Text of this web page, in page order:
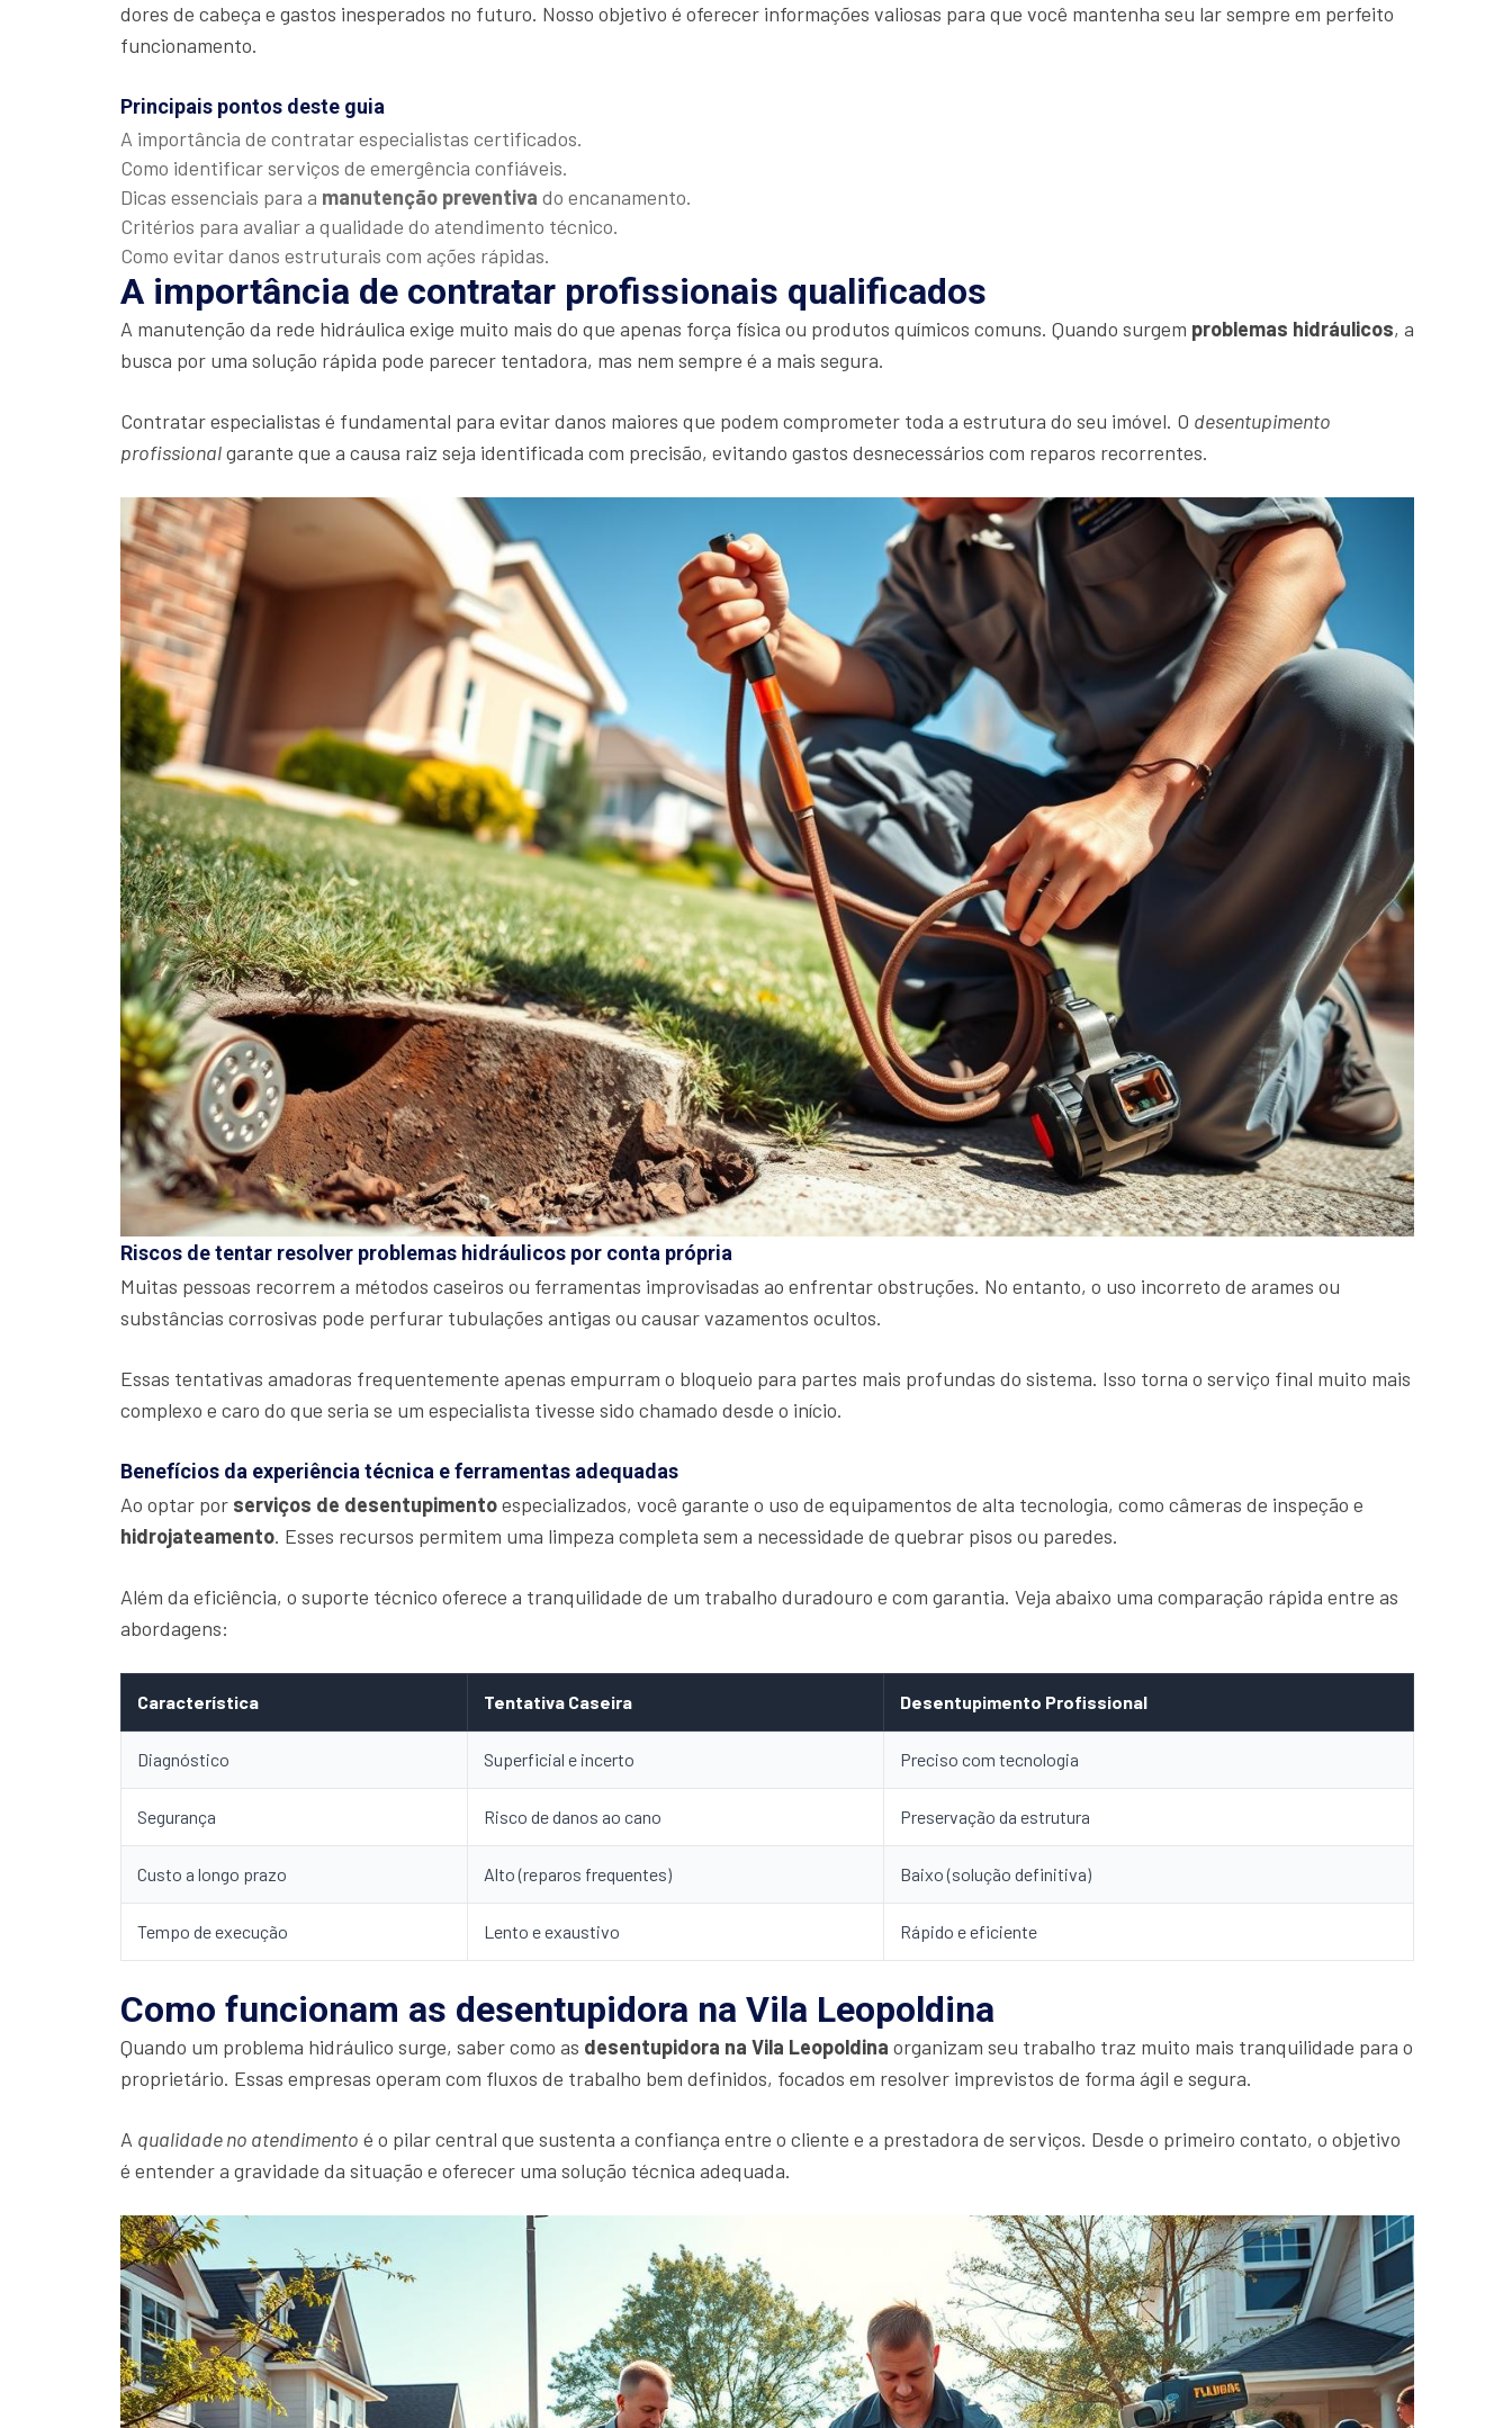
dores de cabeça e gastos inesperados no futuro. Nosso objetivo é oferecer informações valiosas para que você mantenha seu lar sempre em perfeito
funcionamento.
Principais pontos deste guia
A importância de contratar especialistas certificados.
Como identificar serviços de emergência confiáveis.
Dicas essenciais para a manutenção preventiva do encanamento.
Critérios para avaliar a qualidade do atendimento técnico.
Como evitar danos estruturais com ações rápidas.
A importância de contratar profissionais qualificados
A manutenção da rede hidráulica exige muito mais do que apenas força física ou produtos químicos comuns. Quando surgem problemas hidráulicos, a
busca por uma solução rápida pode parecer tentadora, mas nem sempre é a mais segura.
Contratar especialistas é fundamental para evitar danos maiores que podem comprometer toda a estrutura do seu imóvel. O desentupimento
profissionalgarante que a causa raiz seja identificada com precisão, evitando gastos desnecessários com reparos recorrentes.
Riscos de tentar resolver problemas hidráulicos por conta própria
Muitas pessoas recorrem a métodos caseiros ou ferramentas improvisadas ao enfrentar obstruções. No entanto, o uso incorreto de arames ou
substâncias corrosivas pode perfurar tubulações antigas ou causar vazamentos ocultos.
Essas tentativas amadoras frequentemente apenas empurram o bloqueio para partes mais profundas do sistema. Isso torna o serviço final muito mais
complexo e caro do que seria se um especialista tivesse sido chamado desde o início.
Benefícios da experiência técnica e ferramentas adequadas
Ao optar por serviços de desentupimentoespecializados, você garante o uso de equipamentos de alta tecnologia, como câmeras de inspeção e
hidrojateamento. Esses recursos permitem uma limpeza completa sem a necessidade de quebrar pisos ou paredes.
Além da eficiência, o suporte técnico oferece a tranquilidade de um trabalho duradouro e com garantia. Veja abaixo uma comparação rápida entre as
abordagens:
Característica Tentativa Caseira Desentupimento Profissional
Diagnóstico Superficial e incerto Preciso com tecnologia
Segurança Risco de danos ao cano Preservação da estrutura
Custo a longo prazo Alto (reparos frequentes) Baixo (solução definitiva)
Tempo de execução Lento e exaustivo Rápido e eficiente
Como funcionam as desentupidora na Vila Leopoldina
Quando um problema hidráulico surge, saber como as desentupidora na Vila Leopoldina organizam seu trabalho traz muito mais tranquilidade para o
proprietário. Essas empresas operam com fluxos de trabalho bem definidos, focados em resolver imprevistos de forma ágil e segura.
A qualidade no atendimento é o pilar central que sustenta a confiança entre o cliente e a prestadora de serviços. Desde o primeiro contato, o objetivo
é entender a gravidade da situação e oferecer uma solução técnica adequada.